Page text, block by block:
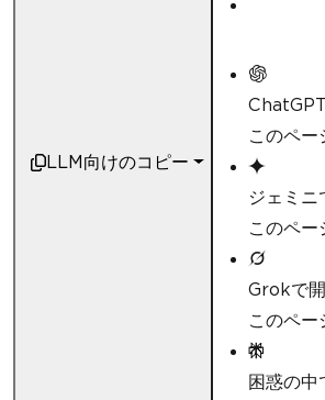
LLM向けのコピー
このペ
ジェミニ
このペ
Grokで開
このペ
困惑の中